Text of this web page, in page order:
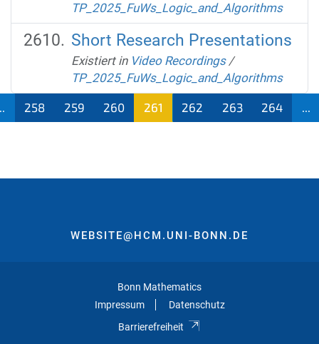
TP_2025_FuWs_Logic_and_Algorithms
Short Research Presentations
Existiert in Video Recordings /
TP_2025_FuWs_Logic_and_Algorithms
258 259 260
261
262 263 264 ...
WEBSITE@HCM.UNI-BONN.DE
Bonn Mathematics
Impressum
Datenschutz
Barrierefreiheit